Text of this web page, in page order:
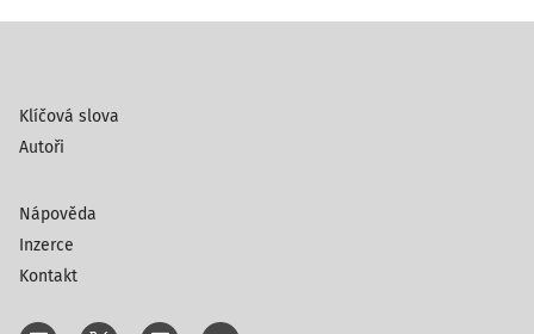
Klíčová slova
Autoři
Nápověda
Inzerce
Kontakt